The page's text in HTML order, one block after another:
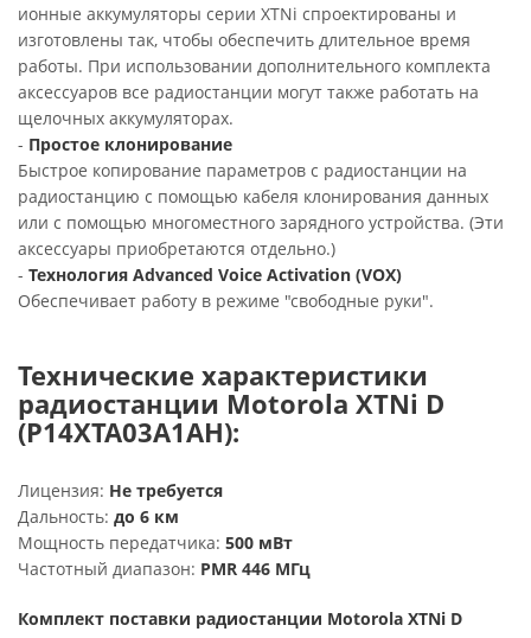
ионные аккумуляторы серии XTNi спроектированы и
изготовлены так, чтобы обеспечить длительное время
работы. При использовании дополнительного комплекта
аксессуаров все радиостанции могут также работать на
щелочных аккумуляторах.
- Простое клонирование
Быстрое копирование параметров с радиостанции на
радиостанцию с помощью кабеля клонирования данных
или с помощью многоместного зарядного устройства. (Эти
аксессуары приобретаются отдельно.)
- Технология Advanced Voice Activation (VOX)
Обеспечивает работу в режиме "свободные руки".
Технические характеристики
радиостанции Motorola XTNi D
(P14XTA03A1AH):
Лицензия: Не требуется
Дальность: до 6 км
Мощность передатчика: 500 мВт
Частотный диапазон: PMR 446 МГц
Комплект поставки радиостанции Motorola XTNi D